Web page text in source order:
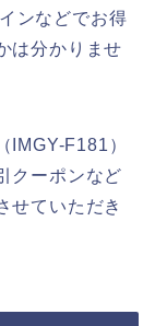
ンなどでお得
は分かりませ
IMGY-F181）
クーポンなど
せていただき